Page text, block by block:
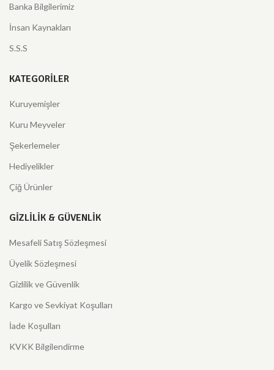
Banka Bilgilerimiz
İnsan Kaynakları
S.S.S
KATEGORILER
Kuruyemişler
Kuru Meyveler
Şekerlemeler
Hediyelikler
Çiğ Ürünler
GIZLILIK & GÜVENLIK
Mesafeli Satış Sözleşmesi
Üyelik Sözleşmesi
Gizlilik ve Güvenlik
Kargo ve Sevkiyat Koşulları
İade Koşulları
KVKK Bilgilendirme